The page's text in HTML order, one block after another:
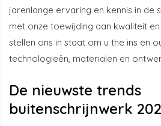
jarenlange ervaring en kennis in de
met onze toewijding aan kwaliteit
stellen ons in staat om u the ins en
technologieën, materialen en
De nieuwste trends
buitenschrijnwerk